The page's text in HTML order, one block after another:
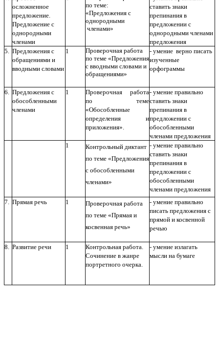
осложненное
предложение.
Предложение с
однородными
членами
по теме:
«Предложения с
однородными
членами»
ставить знаки
препинания в
предложении с
однородными членами
предложения
5.
Предложения с
обращениями и
вводными словами
1
Проверочная работа
по теме «Предложения
с вводными словами и
обращениями»
- умение верно писать
изученные
орфограммы
6.
Предложения с
обособленными
членами
1
Проверочная работа
по теме
«Обособленные
определения и
приложения».
- умение правильно
ставить знаки
препинания в
предложении с
обособленными
членами предложения
1
Контрольный диктант
по теме «Предложения
с обособленными
членами»
- умение правильно
ставить знаки
препинания в
предложении с
обособленными
членами предложения
7.
Прямая речь 1
Проверочная работа
по теме «Прямая и
косвенная речь»
- умение правильно
писать предложения с
прямой и косвенной
речью
8. Развитие речи 1
Контрольная работа.
Сочинение в жанре
портретного очерка.
- умение излагать
мысли на бумаге